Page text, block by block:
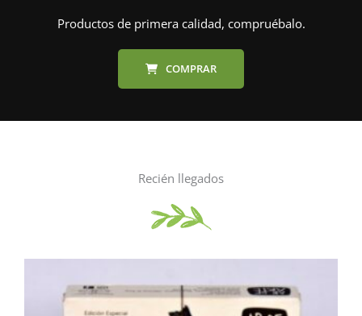
Productos de primera calidad, compruébalo.
COMPRAR
Recién llegados